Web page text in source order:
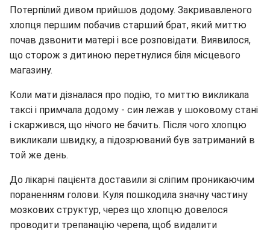
Потерпілий дивом прийшов додому. Закривавленого
хлопця першим побачив старший брат, який миттю
почав дзвонити матері і все розповідати. Виявилося,
що сторож з дитиною перетнулися біля місцевого
магазину.
Коли мати дізналася про подію, то миттю викликала
таксі і примчала додому - син лежав у шоковому стані
і скаржився, що нічого не бачить. Після чого хлопцю
викликали швидку, а підозрюваний був затриманий в
той же день.
До лікарні пацієнта доставили зі сліпим проникаючим
пораненням голови. Куля пошкодила значну частину
мозкових структур, через що хлопцю довелося
проводити трепанацію черепа, щоб видалити